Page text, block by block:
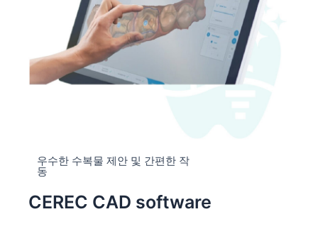
우수한 수복물 제안 및 간편한 작
동
CEREC CAD software